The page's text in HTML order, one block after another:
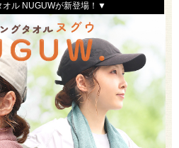
ル NUGUWが新登場！▼